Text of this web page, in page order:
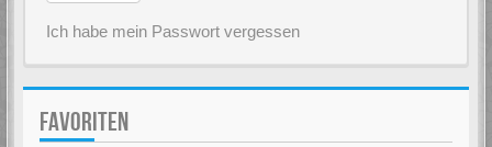
Ich habe mein Passwort vergessen
FAVORITEN